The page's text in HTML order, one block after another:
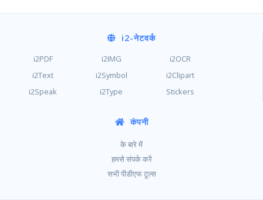
i2-नेटवर्क
i2PDF i2IMG
i2OCR
i2Text
i2Symbol
i2Clipart
i2Speak
i2Type Stickers
कंपनी
के बारे में
हमसे संपर्क करें
सभी पीडीएफ टूल्स